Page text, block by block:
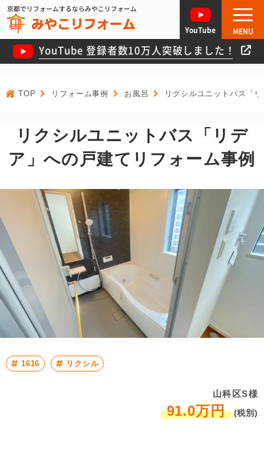
京都でリフォームするならみやこリフォーム
YouTube 登録者数10万人突破しました！
YouTube MENU
TOP リフォーム事例 お風呂 リクシルユニットバス「
リクシルユニットバス「リデ
ア」への戸建てリフォーム事例
1616 リクシル
山科区S様
91.0万円 (税別)